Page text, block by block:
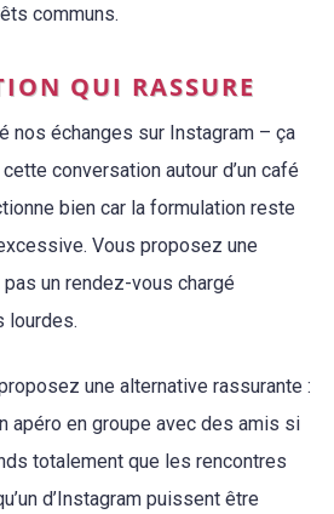
communs.
QUI RASSURE
nos échanges sur Instagram – ça
conversation autour d’un café
bien car la formulation reste
Vous proposez une
pas un rendez-vous chargé
lourdes.
une alternative rassurante :
apéro en groupe avec des amis si
totalement que les rencontres
d’Instagram puissent être